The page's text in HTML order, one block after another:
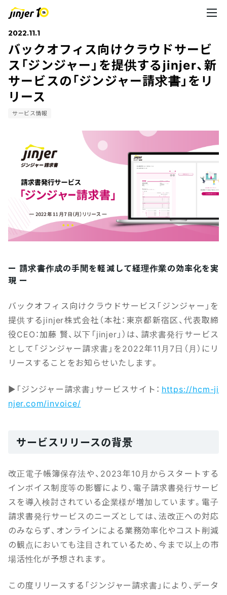
2022.11.1
バックオフィス向けクラウドサービ
ス「ジンジャー」を提供するjinjer、新
サービスの「ジンジャー請求書」をリ
リース
サービス情報
ー 請求書作成の手間を軽減して経理作業の効率化を実
現 ー
バックオフィス向けクラウドサービス「ジンジャー」を
提供するjinjer株式会社（本社：東京都新宿区、代表取締
役CEO：加藤 賢、以下「jinjer」）は、請求書発行サービス
として「ジンジャー請求書」を2022年11月7日（月）にリ
リースすることをお知らせいたします。
▶「ジンジャー請求書」サービスサイト： https://hcm-ji
njer.com/invoice/
サービスリリースの背景
改正電子帳簿保存法や、2023年10月からスタートする
インボイス制度等の影響により、電子請求書発行サービ
スを導入検討されている企業様が増加しています。電子
請求書発行サービスのニーズとしては、法改正への対応
のみならず、オンラインによる業務効率化やコスト削減
の観点においても注目されているため、今まで以上の市
場活性化が予想されます。
この度リリースする「ジンジャー請求書」により、データ